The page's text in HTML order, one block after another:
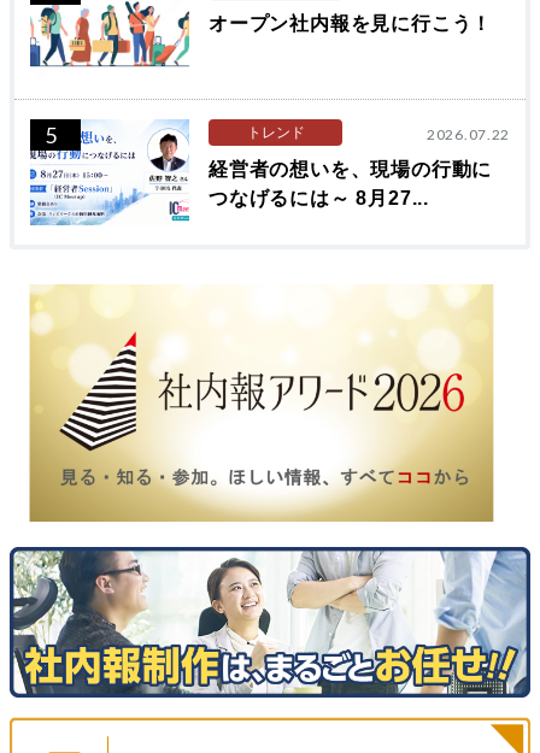
オープン社内報を見に行こう！
5 トレンド 2026.07.22
経営者の想いを、現場の行動に
つなげるには～ 8月27...